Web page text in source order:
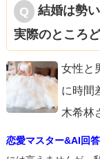
結婚は勢
実際のところ
女性と
に時間
木希林
恋愛マスター&AI回